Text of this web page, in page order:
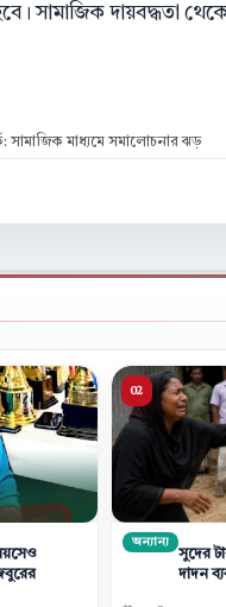
সামাজিক দায়বদ্ধতা
সামাজিক মাধ্যমে সমালোচনার ঝড়
অন্যান্য
সুদের
দাদন